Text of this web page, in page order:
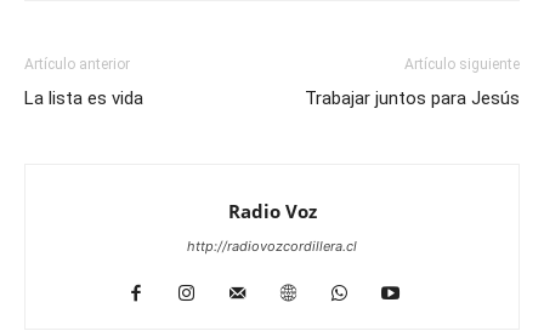
Artículo anterior
La lista es vida
Artículo siguiente
Trabajar juntos para Jesús
Radio Voz
http://radiovozcordillera.cl